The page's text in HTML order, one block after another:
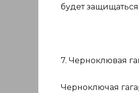
будет
7. Черноклювая
Черноключая